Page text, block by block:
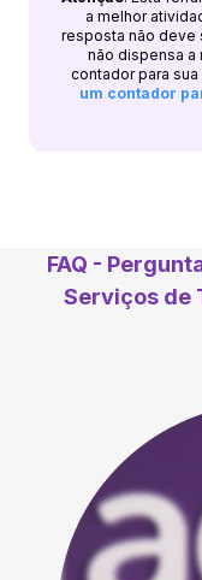
a melhor
resposta não deve
não dispensa a
contador para
um contador
FAQ -
Serviços de